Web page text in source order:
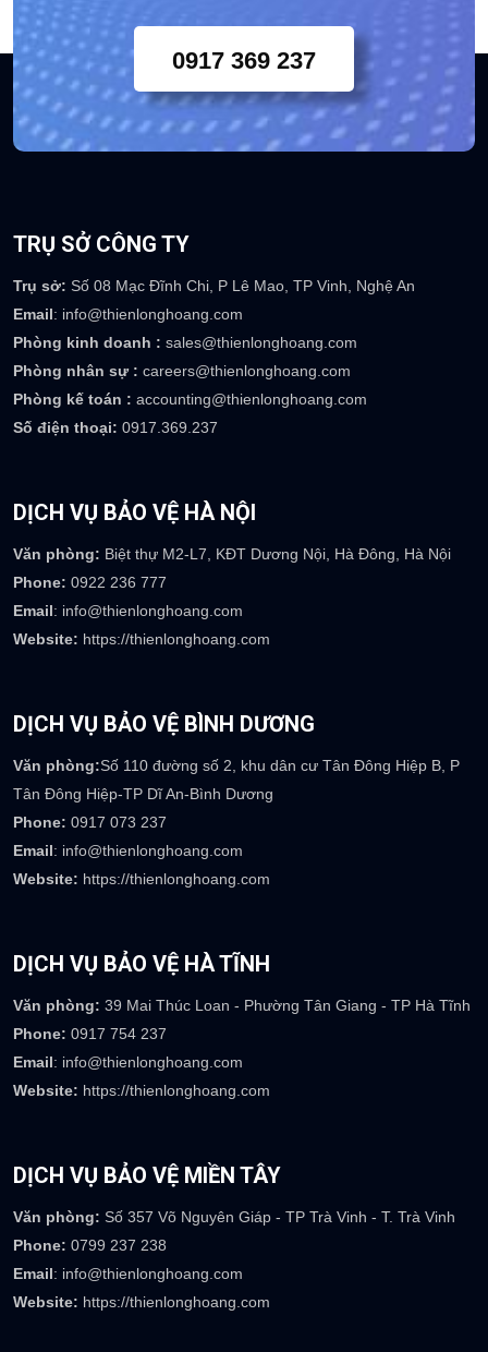
Chuyên viên tư vấn khách
hàng 24/7
TRỤ SỞ CÔNG TY
Phòng kinh doanh : sales@thienlonghoang.com
Phòng nhân sự :
careers@thienlonghoang.com
Phòng kế toán : accounting@thienlonghoang.com
Số điện thoại:0917.369.237
Văn phòng: Biệt thự M2-L7, KĐT Dương Nội, Hà Đông, Hà Nội
Phone:
0922 236 777
Email: info@thienlonghoang.com
Website:https://thienlonghoang.com
DỊCH VỤ BẢO VỆ BÌNH DƯƠNG
Tân Đông Hiệp-TP Dĩ An-Bình Dương
Phone:
0917 073 237
Email: info@thienlonghoang.com
Website:https://thienlonghoang.com
Văn phòng: 39 Mai Thúc Loan - Phường Tân Giang - TP Hà Tĩnh
Phone:
0917 754 237
Email: info@thienlonghoang.com
Website:https://thienlonghoang.com